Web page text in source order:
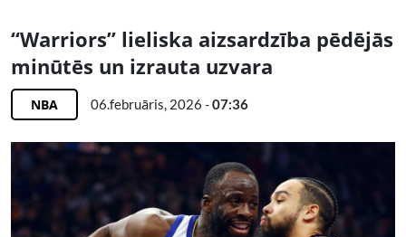
“Warriors” lieliska aizsardzība pēdējās
minūtēs un izrauta uzvara
NBA 06.februāris, 2026 -07:36